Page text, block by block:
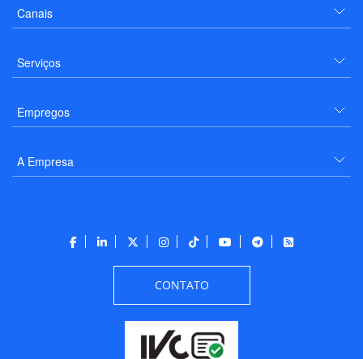
Canais
Serviços
Empregos
A Empresa
CONTATO